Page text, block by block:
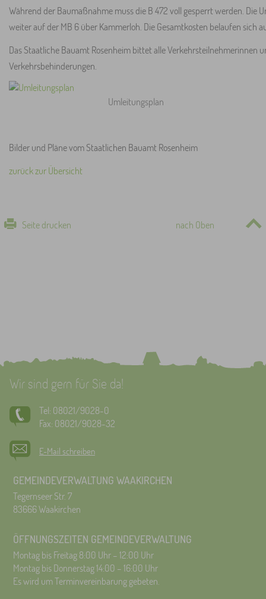
Während der Baumaßnahme muss die B 472 voll gesperrt werden.
weiter auf der MB 6 über Kammerloh. Die Gesamtkosten belaufen sich
Das Staatliche Bauamt Rosenheim bittet alle
Verkehrsbehinderungen.
Umleitungsplan
Bilder und Pläne vom Staatlichen Bauamt Rosenheim
zurück zur Übersicht
Seite drucken nach Oben
Wir sind gern für Sie da!
Tel: 08021/9028-0
Fax: 08021/9028-32
E-Mail schreiben
GEMEINDEVERWALTUNG WAAKIRCHEN
Tegernseer Str. 7
83666 Waakirchen
ÖFFNUNGSZEITEN GEMEINDEVERWALTUNG
Montag bis Freitag 8:00 Uhr – 12:00 Uhr
Montag bis Donnerstag 14:00 – 16:00 Uhr
Es wird um Terminvereinbarung gebeten.